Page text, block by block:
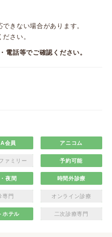
きない場合があります。
さい。
電話等でご確認ください。
会員 アニコム
ァミリー 予約可能
夜間 時間外診療
専門 オンライン診療
ホテル 二次診療専門